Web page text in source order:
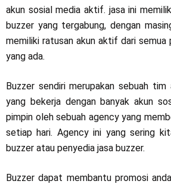
akun sosial media aktif. jasa ini
buzzer yang tergabung, dengan
memiliki ratusan akun aktif dari
yang ada.
Buzzer sendiri merupakan sebuah
yang bekerja dengan banyak akun
pimpin oleh sebuah agency yang
setiap hari. Agency ini yang sering
buzzer atau penyedia jasa buzzer.
Buzzer dapat membantu promosi